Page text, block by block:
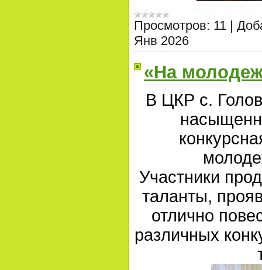
Просмотров: 11 |
Янв 2026
«На
В ЦКР с.
Участники
таланты,
отлично
различных